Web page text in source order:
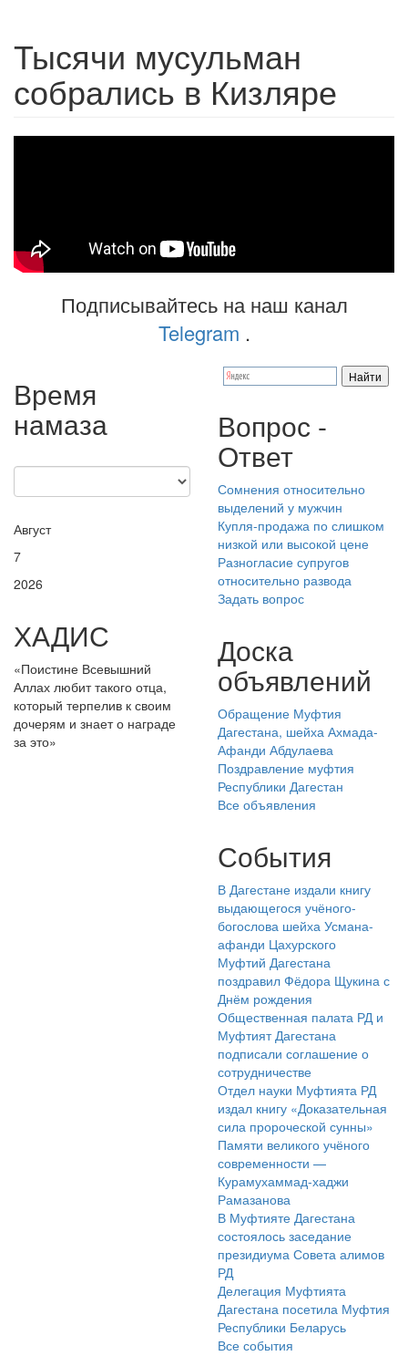
Тысячи мусульман
собрались в Кизляре
Подписывайтесь на наш канал
Telegram .
Время
намаза
Август
7
2026
ХАДИС
«Поистине Всевышний
Аллах любит такого отца,
который терпелив к своим
дочерям и знает о награде
за это»
Вопрос -
Ответ
Сомнения относительно
выделений у мужчин
Купля-продажа по слишком
низкой или высокой цене
Разногласие супругов
относительно развода
Задать вопрос
Доска
объявлений
Обращение Муфтия
Дагестана, шейха Ахмада-
Афанди Абдулаева
Поздравление муфтия
Республики Дагестан
Все объявления
События
В Дагестане издали книгу
выдающегося учёного-
богослова шейха Усмана-
афанди Цахурского
Муфтий Дагестана
поздравил Фёдора Щукина с
Днём рождения
Общественная палата РД и
Муфтият Дагестана
подписали соглашение о
сотрудничестве
Отдел науки Муфтията РД
издал книгу «Доказательная
сила пророческой сунны»
Памяти великого учёного
современности —
Курамухаммад-хаджи
Рамазанова
В Муфтияте Дагестана
состоялось заседание
президиума Совета алимов
РД
Делегация Муфтията
Дагестана посетила Муфтия
Республики Беларусь
Все события